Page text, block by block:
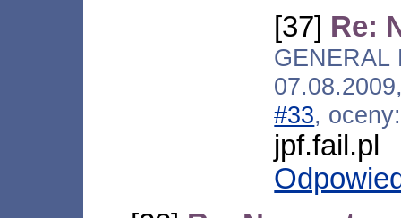
[37] Re:
GENERAL
#33,
jpf.fail.pl